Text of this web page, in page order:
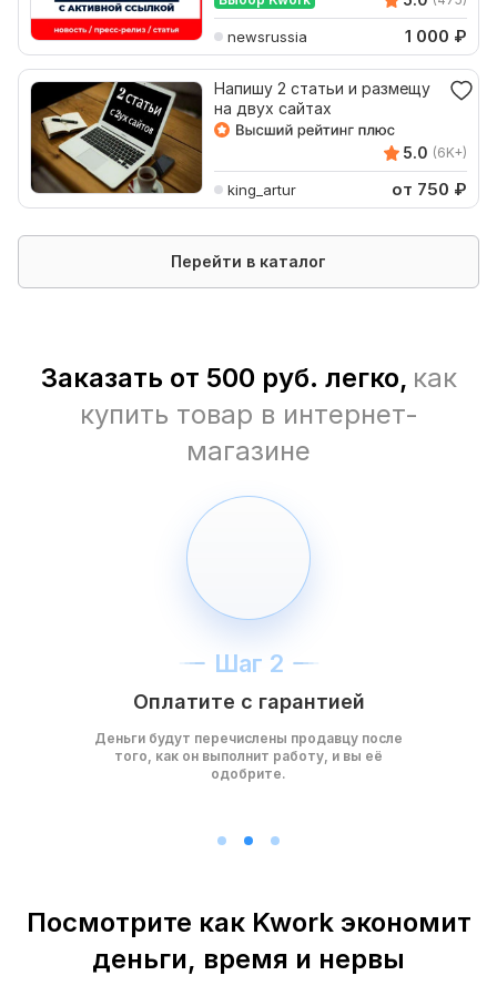
newsrussia 1 000 ₽
Напишу 2 статьи и размещу
на двух сайтах
5.0 (6K+)
king_artur от 750 ₽
Перейти в каталог
Заказать от 500 руб. легко, как
купить товар в интернет-
магазине
Шаг 2
Оплатите с гарантией
Деньги будут перечислены продавцу после
того, как он выполнит работу, и вы её
одобрите.
Посмотрите как Kwork экономит
деньги, время и нервы